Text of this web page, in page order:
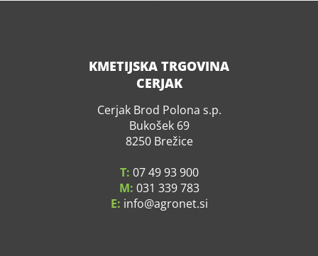
KMETIJSKA TRGOVINA
CERJAK
Cerjak Brod Polona s.p.
Bukošek 69
8250 Brežice
T: 07 49 93 900
M: 031 339 783
E: info agronet.si